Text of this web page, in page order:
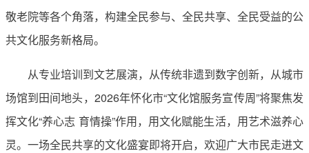
敬老院等各个角落，构建全民参与、全民共享、全民受益的公
共文化服务新格局。
从专业培训到文艺展演，从传统非遗到数字创新，从城市
场馆到田间地头，2026年怀化市“文化馆服务宣传周”将聚焦发
挥文化“养心志 育情操”作用，用文化赋能生活，用艺术滋养心
灵。一场全民共享的文化盛宴即将开启，欢迎广大市民走进文